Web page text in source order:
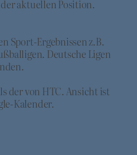
aktuellen Position.
Sport-Ergebnissen z.B.
Deutsche Ligen
der von HTC. Ansicht ist
Kalender.